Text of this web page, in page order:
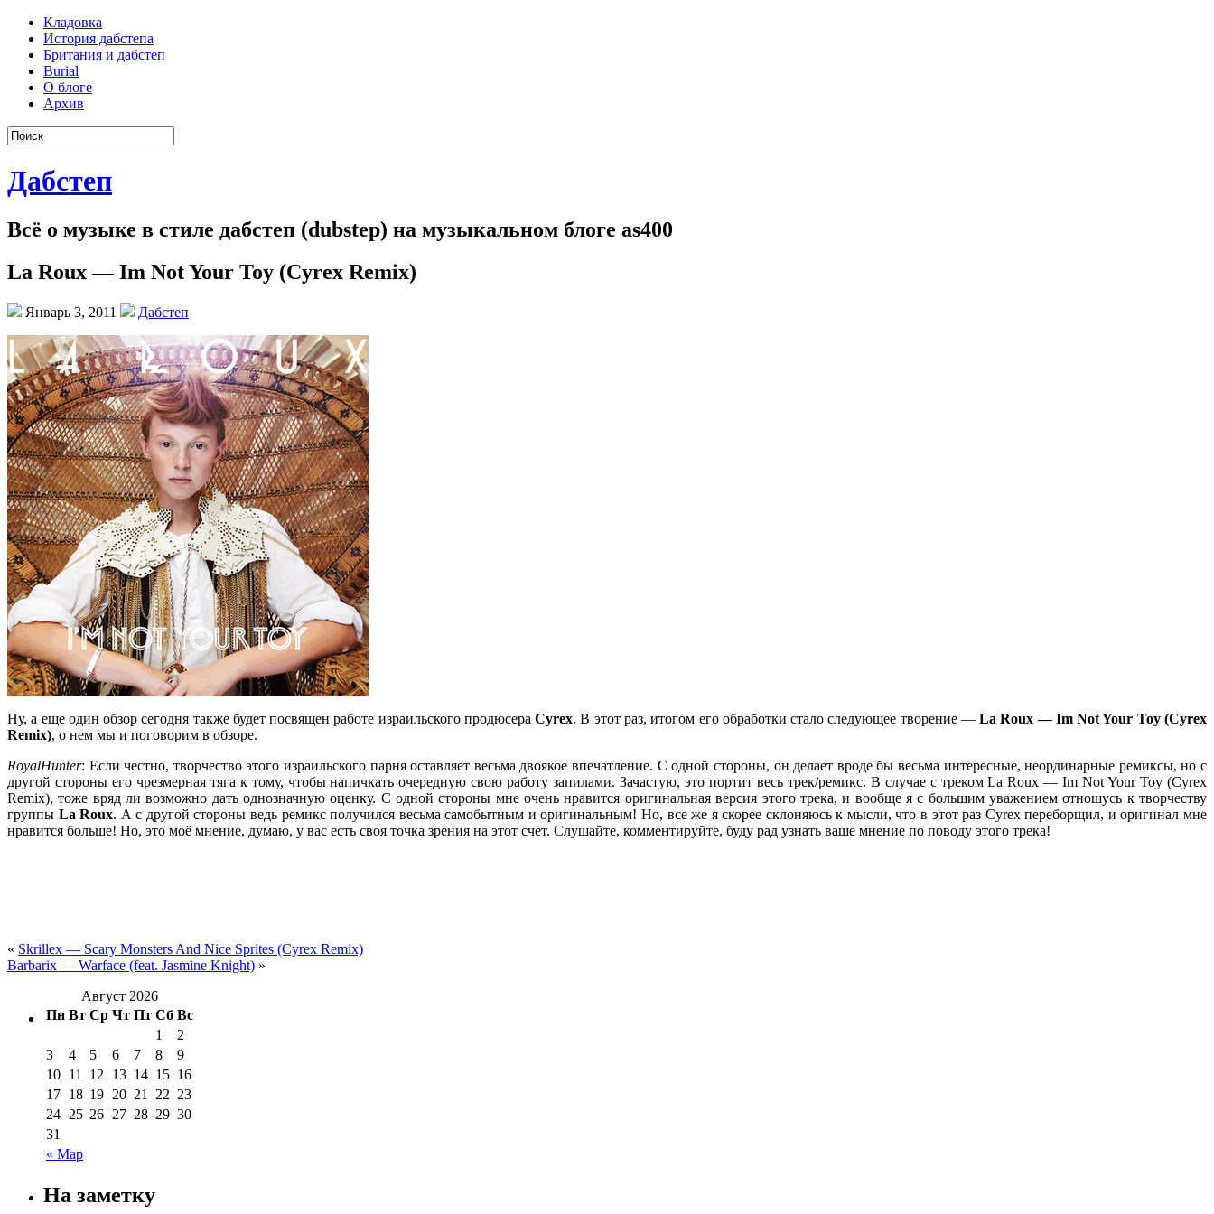
Кладовка
История дабстепа
Британия и дабстеп
Burial
О блоге
Архив
Дабстеп
Всё о музыке в стиле дабстеп (dubstep) на музыкальном блоге as400
La Roux — Im Not Your Toy (Cyrex Remix)
Январь 3, 2011 Дабстеп
Ну, а еще один обзор сегодня также будет посвящен работе израильского продюсераCyrex. В этот раз, итогом его обработки стало следующее творение —La Roux — Im Not Your Toy (Cyrex
Remix), о нем мы и поговорим в обзоре.
RoyalHunter: Если честно, творчество этого израильского парня оставляет весьма двоякое впечатление. С одной стороны, он делает вроде бы весьма интересные, неординарные ремиксы, но с
другой стороны его чрезмерная тяга к тому, чтобы напичкать очередную свою работу запилами. Зачастую, это портит весь трек/ремикс. В случае с треком La Roux — Im Not Your Toy (Cyrex
Remix), тоже вряд ли возможно дать однозначную оценку. С одной стороны мне очень нравится оригинальная версия этого трека, и вообще я с большим уважением отношусь к творчеству
группы La Roux. А с другой стороны ведь ремикс получился весьма самобытным и оригинальным! Но, все же я скорее склоняюсь к мысли, что в этот раз Cyrex переборщил, и оригинал мне
нравится больше! Но, это моё мнение, думаю, у вас есть своя точка зрения на этот счет. Слушайте, комментируйте, буду рад узнать ваше мнение по поводу этого трека!
« Skrillex — Scary Monsters And Nice Sprites (Cyrex Remix)
Barbarix — Warface (feat. Jasmine Knight) »
Август 2026
Пн Вт Ср Чт Пт Сб Вс
« Мар
1
2
3
4 5 6 7 8
9
10 11 12 13 14 15 16
17 18 19 20 21 22 23
24 25 26 27 28 29 30
31
На заметку